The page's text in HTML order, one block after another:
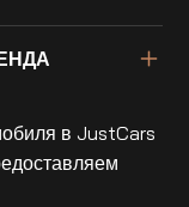
в JustCars